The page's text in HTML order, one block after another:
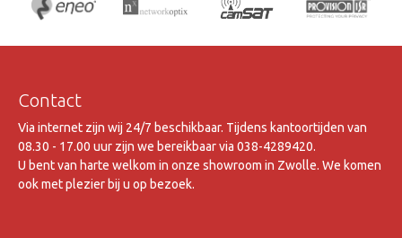
Contact
Via internet zijn wij 24/7 beschikbaar. Tijdens kantoortijden van
08.30 - 17.00 uur zijn we bereikbaar via 038-4289420.
U bent van harte welkom in onze showroom in Zwolle. We komen
ook met plezier bij u op bezoek.